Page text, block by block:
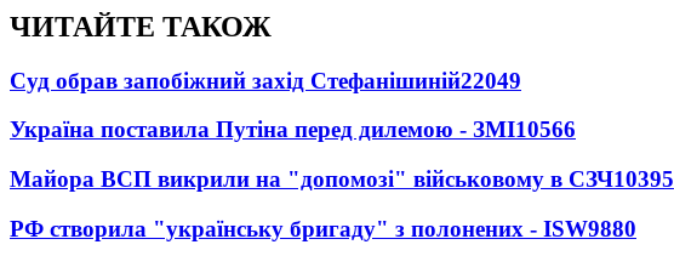
ЧИТАЙТЕ ТАКОЖ
Суд обрав запобіжний захід Стефанішиній22049
Україна поставила Путіна перед дилемою - ЗМІ10566
Майора ВСП викрили на "допомозі" військовому в СЗЧ10395
РФ створила "українську бригаду" з полонених - ISW9880